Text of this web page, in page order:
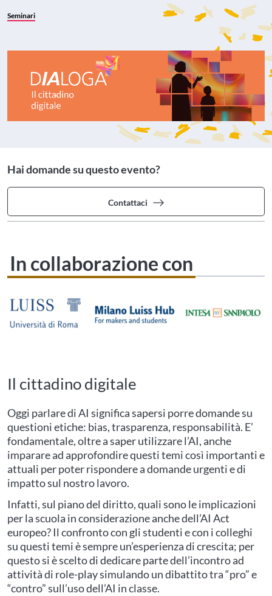
Seminari
Hai domande su questo evento?
Contattaci
In collaborazione con
Il cittadino digitale
Oggi parlare di AI significa sapersi porre domande su
questioni etiche: bias, trasparenza, responsabilità. E’
fondamentale, oltre a saper utilizzare l’AI, anche
imparare ad approfondire questi temi così importanti e
attuali per poter rispondere a domande urgenti e di
impatto sul nostro lavoro.
Infatti, sul piano del diritto, quali sono le implicazioni
per la scuola in considerazione anche dell’AI Act
europeo? Il confronto con gli studenti e con i colleghi
su questi temi è sempre un’esperienza di crescita; per
questo si è scelto di dedicare parte dell’incontro ad
attività di role-play simulando un dibattito tra “pro” e
“contro” sull’uso dell’AI in classe.